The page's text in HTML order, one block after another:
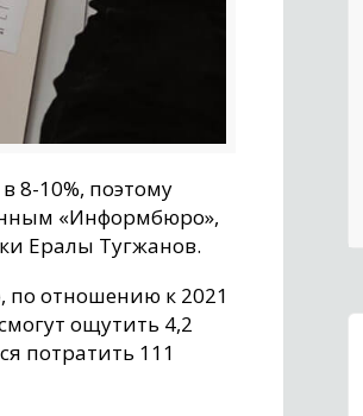
8-10%, поэтому
«Информбюро»,
Ералы Тугжанов.
по отношению к 2021
ощутить 4,2
потратить 111